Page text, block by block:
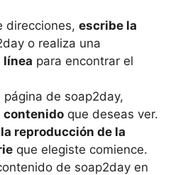
direcciones, escribe la
o realiza⁣ una
línea para encontrar el
página de soap2day,
contenido que deseas ver.
la reproducción ​de ⁣la
que‌ elegiste comience.
⁢de soap2day en